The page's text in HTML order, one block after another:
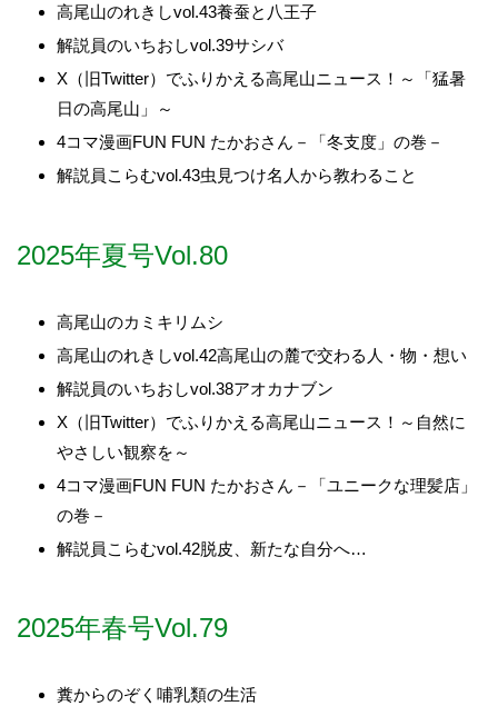
高尾山のれきしvol.43養蚕と八王子
解説員のいちおしvol.39サシバ
X（旧Twitter）でふりかえる高尾山ニュース！～「猛暑
日の高尾山」～
4コマ漫画FUN FUN たかおさん－「冬支度」の巻－
解説員こらむvol.43虫見つけ名人から教わること
2025年夏号Vol.80
高尾山のカミキリムシ
高尾山のれきしvol.42高尾山の麓で交わる人・物・想い
解説員のいちおしvol.38アオカナブン
X（旧Twitter）でふりかえる高尾山ニュース！～自然に
やさしい観察を～
4コマ漫画FUN FUN たかおさん－「ユニークな理髪店」
の巻－
解説員こらむvol.42脱皮、新たな自分へ…
2025年春号Vol.79
糞からのぞく哺乳類の生活